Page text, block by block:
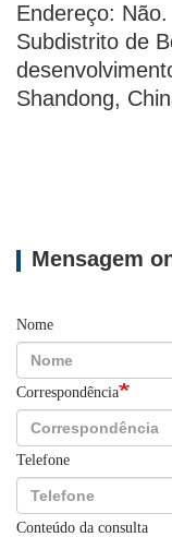
Endereço:
Subdistrito de
Shandong,
Mensagem
Nome
Correspondência
Telefone
Conteúdo da consulta